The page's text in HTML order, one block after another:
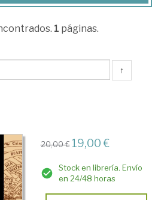
1 páginas.
↑
20,00 € 19,00 €
Stock en librería. Envío
en 24/48 horas